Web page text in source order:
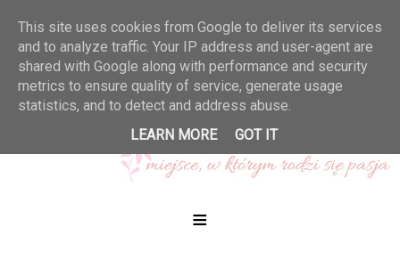
≡
This site uses cookies from Google to deliver its services
and to analyze traffic. Your IP address and user-agent are
shared with Google along with performance and security
metrics to ensure quality of service, generate usage
statistics, and to detect and address abuse.
LEARN MORE
GOT IT